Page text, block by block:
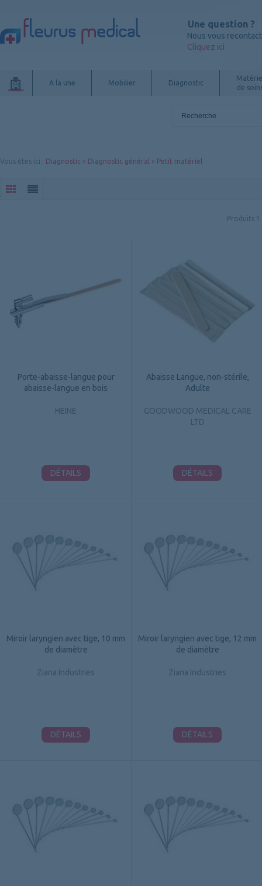
Une question ?
Nous vous
Cliquez ici
A la une Mobilier Diagnostic
de
Vous êtes ici Diagnostic » Diagnostic général » Petit matériel
Produits 1
Porte-abaisse-langue pour
abaisse-langue en bois
HEINE
DÉTAILS
Abaisse Langue, non-stérile,
Adulte
GOODWOOD MEDICAL CARE
LTD
DÉTAILS
Miroir laryngien avec tige, 10 mm
de diamètre
Ziana Industries
DÉTAILS
Miroir laryngien avec tige, 12 mm
de diamètre
Ziana Industries
DÉTAILS